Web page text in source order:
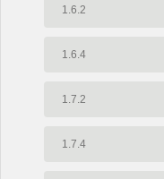
1.6.2
1.6.4
1.7.2
1.7.4